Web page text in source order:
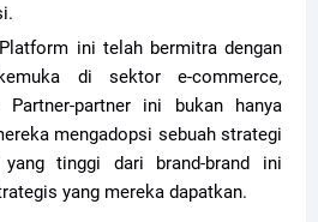
Platform ini telah bermitra dengan
di sektor e-commerce,
partner ini bukan hanya
mengadopsi sebuah strategi
tinggi dari brand-brand ini
yang mereka dapatkan.